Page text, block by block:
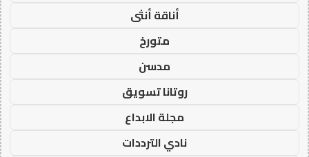
أناقة أنثى
متورخ
مدسن
روتانا تسويق
مجلة الابداع
نادي الترددات